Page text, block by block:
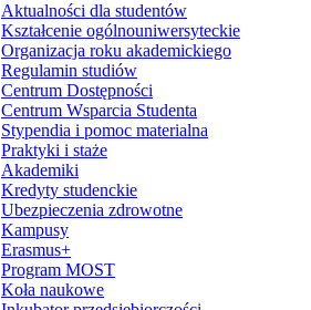
Aktualności dla studentów
Kształcenie ogólnouniwersyteckie
Organizacja roku akademickiego
Regulamin studiów
Centrum Dostępności
Centrum Wsparcia Studenta
Stypendia i pomoc materialna
Praktyki i staże
Akademiki
Kredyty studenckie
Ubezpieczenia zdrowotne
Kampusy
Erasmus+
Program MOST
Koła naukowe